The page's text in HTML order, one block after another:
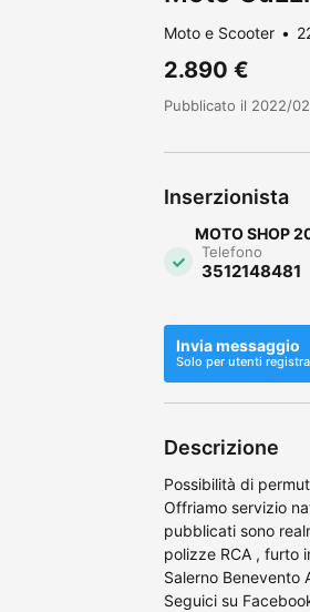
Moto e Scooter
2.890 €
Pubblicato il 2022/
Inserzionista
MOTO SHOP
Telefono
3512148481
Invia messaggio
Solo per utenti
Descrizione
Possibilità di
Offriamo servizio
pubblicati sono
polizze RCA , furto
Salerno Benevento
Seguici su